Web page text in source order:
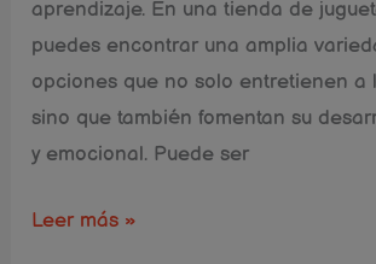
aprendizaje. En una tienda de
puedes encontrar una amplia
opciones que no solo entretienen a
sino que también fomentan su
y emocional. Puede ser
Leer más »